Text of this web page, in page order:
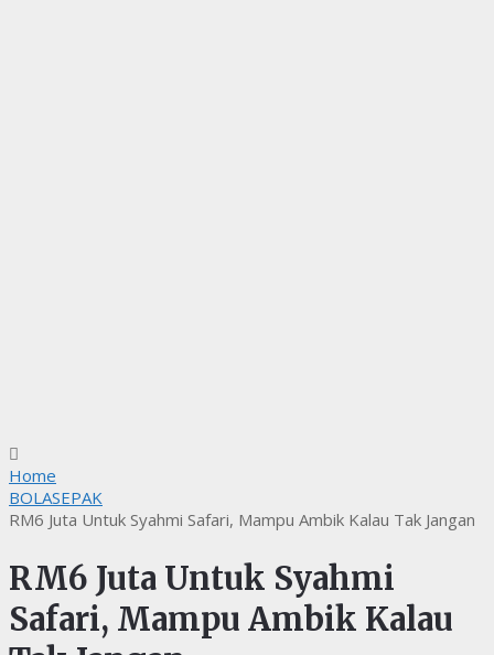
Home
BOLASEPAK
RM6 Juta Untuk Syahmi Safari, Mampu Ambik Kalau Tak Jangan
RM6 Juta Untuk Syahmi
Safari, Mampu Ambik Kalau